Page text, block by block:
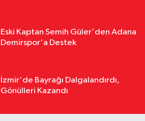
Eski Kaptan Semih Güler'den Adana
Demirspor'a Destek
İzmir'de Bayrağı Dalgalandırdı,
Gönülleri Kazandı